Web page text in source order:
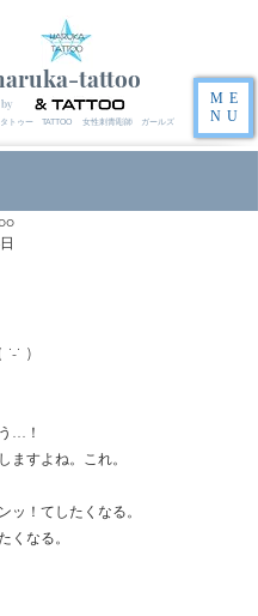
tattoo
トゥー TATTOO 女性刺青彫師 ガールズ
ME
NU
by
˙  )
…！
ますよね。これ。
ッ！てしたくなる。
くなる。